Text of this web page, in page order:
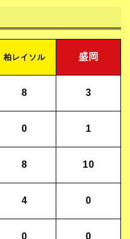
柏レイソル 盛岡
8 3
0 1
8 10
4 0
0 0